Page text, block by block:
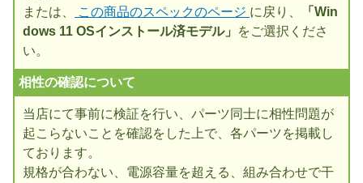
または、
この商品のスペックのページ に戻り、
「Win
dows 11 OSインストール済モデル」
をご選択くださ
い。
相性の確認について
当店にて事前に検証を行い、パーツ同士に相性問題が
起こらないことを確認をした上で、各パーツを掲載し
ております。
規格が合わない、電源容量を超える、組み合わせで干